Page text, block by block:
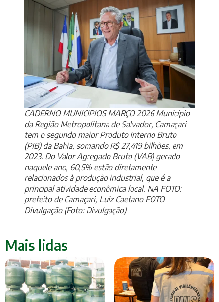
CADERNO MUNICIPIOS MARÇO 2026 Município
da Região Metropolitana de Salvador, Camaçari
tem o segundo maior Produto Interno Bruto
(PIB) da Bahia, somando R$ 27,419 bilhões, em
2023. Do Valor Agregado Bruto (VAB) gerado
naquele ano, 60,5% estão diretamente
relacionados à produção industrial, que é a
principal atividade econômica local. NA FOTO:
prefeito de Camaçari, Luiz Caetano FOTO
Divulgação (Foto: Divulgação)
Mais lidas